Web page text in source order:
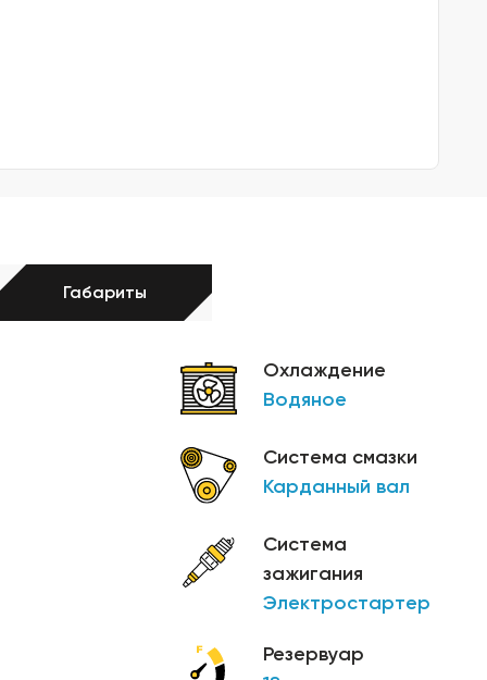
Габариты
Охлаждение
Водяное
Система смазки
Карданный вал
Система
зажигания
Электростартер
Резервуар